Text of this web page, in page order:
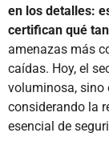
en los detalles:
certifican qué
amenazas más
caídas. Hoy, el
voluminosa, sino
considerando la
esencial de